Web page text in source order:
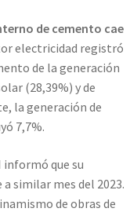
de cemento cae
electricidad registró
de la generación
(28,39%) y de
la generación de
7,7%.
informó que su
similar mes del 2023.
de obras de